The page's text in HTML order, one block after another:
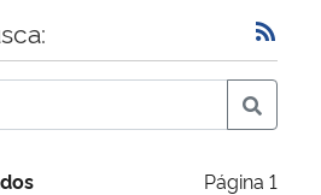
Página 1